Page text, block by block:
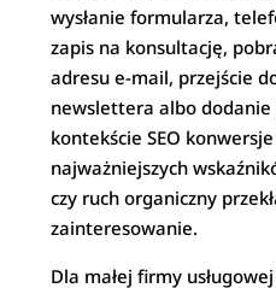
wysłanie formularza,
zapis na konsultację,
adresu e-mail, przejście
newslettera albo
kontekście SEO
najważniejszych
czy ruch organiczny
zainteresowanie.
Dla małej firmy